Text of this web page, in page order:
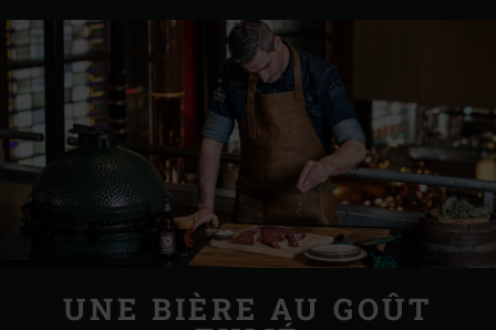
UNE BIÈRE AU GOÛT